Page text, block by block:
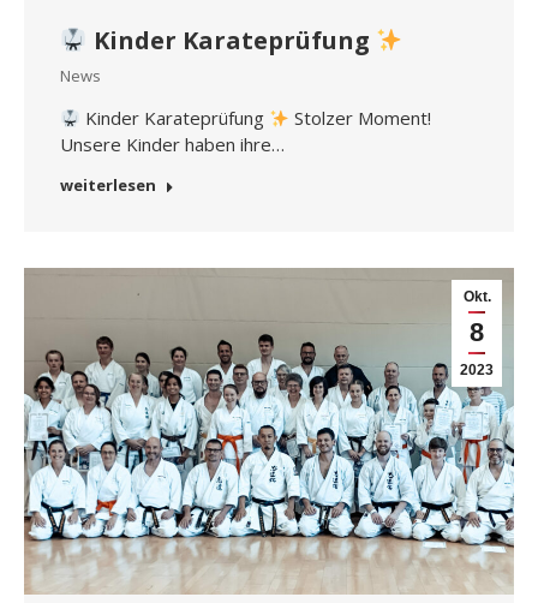
Kinder Karateprüfung
News
Kinder Karateprüfung
Stolzer Moment!
Unsere Kinder haben ihre…
weiterlesen
Okt.
8
2023